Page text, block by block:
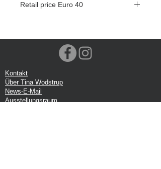
Retail price Euro 40
Kontakt
Über Tina Wodstrup
News-E-Mail
Ausstellungsraum